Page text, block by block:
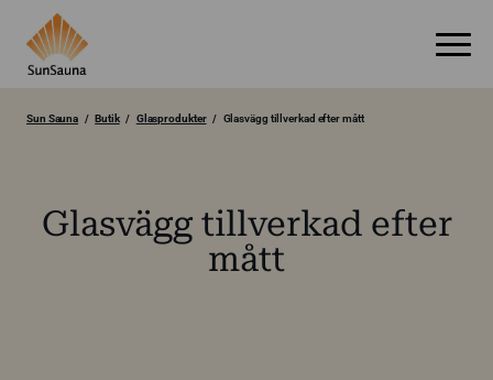
Glasvägg tillverkad efter
mått
Sun Sauna Butik Glasprodukter Glasvägg tillverkad efter mått